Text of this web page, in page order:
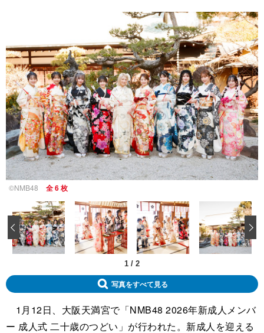
©NMB48 全 6 枚
1 / 2
‹
写真をすべて見る
1月12日、大阪天満宮で「NMB48 2026年新成人メンバ
ー 成人式 二十歳のつどい」が行われた。新成人を迎える